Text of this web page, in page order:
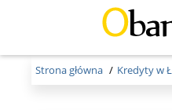
Strona główna Kredyty w